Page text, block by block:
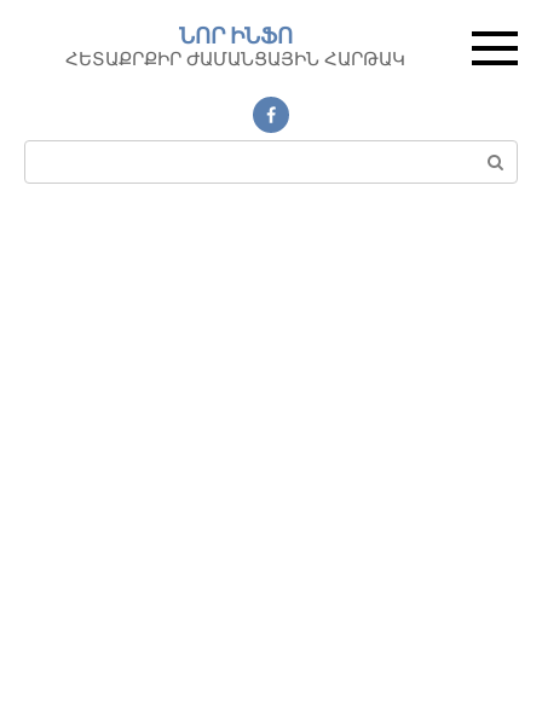
контенту
ՆՈՐ ԻՆՖՈ
ՀԵՏԱՔՐՔԻՐ ԺԱՄԱՆՑԱՅԻՆ ՀԱՐԹԱԿ
Поиск: